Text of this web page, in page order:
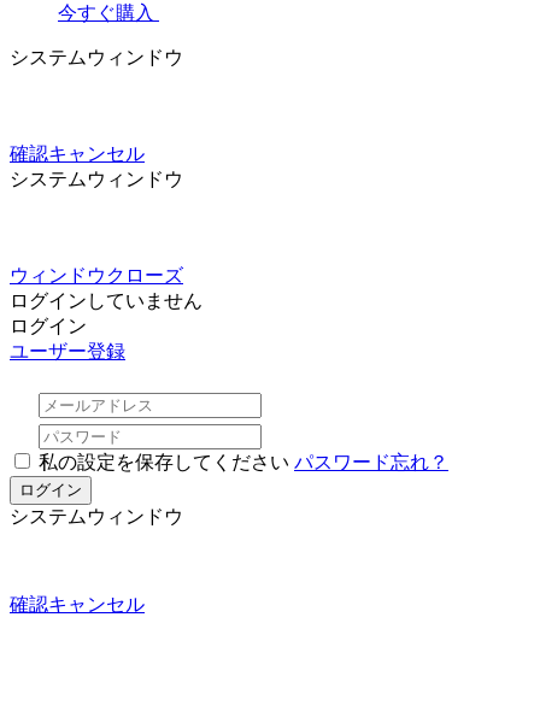
今すぐ購入
システムウィンドウ
確認キャンセル
システムウィンドウ
ウィンドウクローズ
ログインしていません
ログイン
ユーザー登録
私の設定を保存してください パスワード忘れ？
システムウィンドウ
確認キャンセル